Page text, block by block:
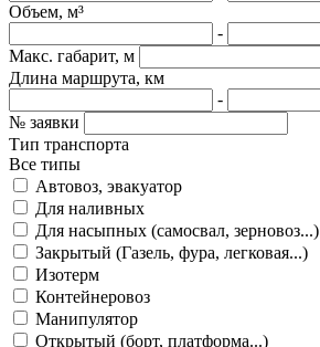
Объем, м³
-
Макс. габарит, м
Длина маршрута, км
-
№ заявки
Тип транспорта
Все типы
Автовоз, эвакуатор
Для наливных
Для насыпных (самосвал, зерновоз...)
Закрытый (Газель, фура, легковая...)
Изотерм
Контейнеровоз
Манипулятор
Открытый (борт, платформа...)